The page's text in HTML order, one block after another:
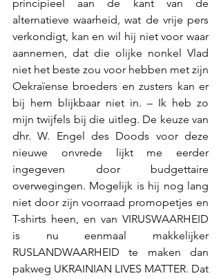
principieel aan de kant van de
alternatieve waarheid, wat de vrije pers
verkondigt, kan en wil hij niet voor waar
aannemen, dat die olijke nonkel Vlad
niet het beste zou voor hebben met zijn
Oekraïense broeders en zusters kan er
bij hem blijkbaar niet in. – Ik heb zo
mijn twijfels bij die uitleg. De keuze van
dhr. W. Engel des Doods voor deze
nieuwe onvrede lijkt me eerder
ingegeven door budgettaire
overwegingen. Mogelijk is hij nog lang
niet door zijn voorraad promopetjes en
T-shirts heen, en van VIRUSWAARHEID
is nu eenmaal makkelijker
RUSLANDWAARHEID te maken dan
pakweg UKRAINIAN LIVES MATTER. Dat